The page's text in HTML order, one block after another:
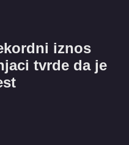
iznos
tvrde da je